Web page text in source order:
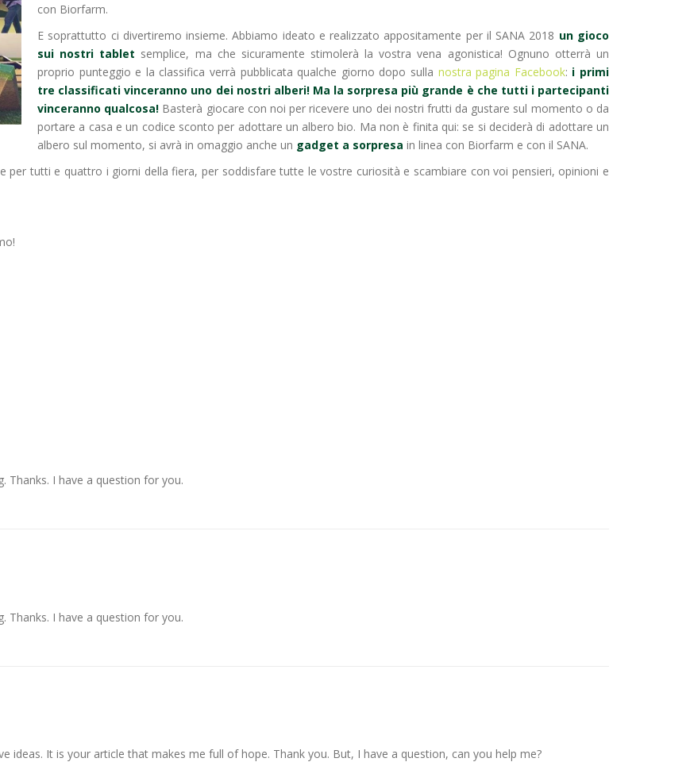
con Biorfarm.
E soprattutto ci divertiremo insieme. Abbiamo ideato e realizzato appositamente per il SANA 2018 un gioco
sui nostri tablet semplice, ma che sicuramente stimolerà la vostra vena agonistica! Ognuno otterrà un
proprio punteggio e la classifica verrà pubblicata qualche giorno dopo sulla nostra pagina Facebook: i primi
tre classificati vinceranno uno dei nostri alberi! Ma la sorpresa più grande è che tutti i partecipanti
vinceranno qualcosa! Basterà giocare con noi per ricevere uno dei nostri frutti da gustare sul momento o da
portare a casa e un codice sconto per adottare un albero bio. Ma non è finita qui: se si deciderà di adottare un
albero sul momento, si avrà in omaggio anche un gadget a sorpresa in linea con Biorfarm e con il SANA.
per tutti e quattro i giorni della fiera, per soddisfare tutte le vostre curiosità e scambiare con voi pensieri, opinioni e
Thanks. I have a question for you.
Thanks. I have a question for you.
ideas. It is your article that makes me full of hope. Thank you. But, I have a question, can you help me?